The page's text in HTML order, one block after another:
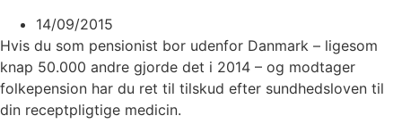
14/09/2015
Hvis du som pensionist bor udenfor Danmark – ligesom
knap 50.000 andre gjorde det i 2014 – og modtager
folkepension har du ret til tilskud efter sundhedsloven til
din receptpligtige medicin.